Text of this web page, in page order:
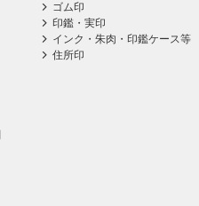
ゴム印
印鑑・実印
インク・朱肉・印鑑ケース等
住所印